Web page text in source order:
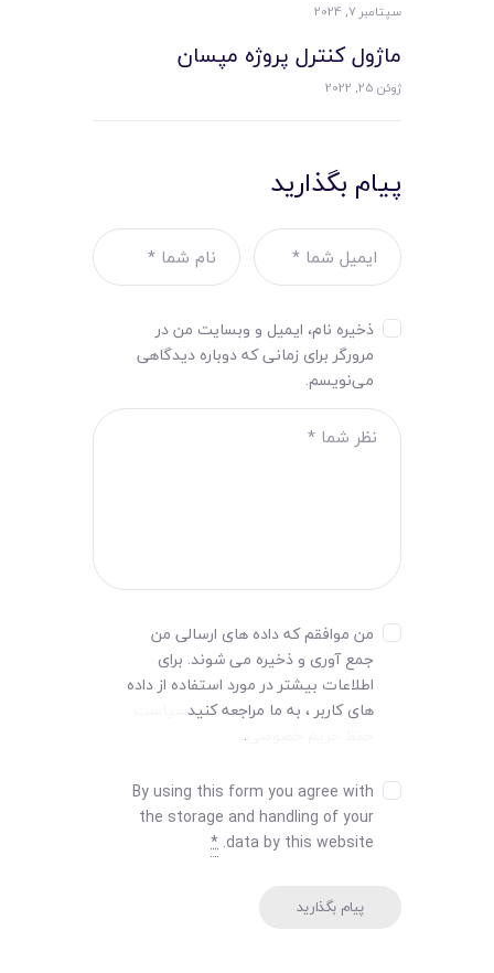
سپتامبر 7, 2024
ماژول کنترل پروژه مپسان
ژوئن 25, 2022
پیام بگذارید
ذخیره نام، ایمیل و وبسایت من در
مرورگر برای زمانی که دوباره دیدگاهی
می‌نویسم.
من موافقم که داده های ارسالی من
جمع آوری و ذخیره می شوند. برای
اطلاعات بیشتر در مورد استفاده از داده
های کاربر ، به ما مراجعه کنید
.
By using this form you agree with
the storage and handling of your
data by this website.
*